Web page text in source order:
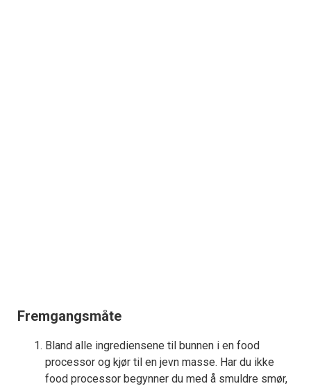
Fremgangsmåte
Bland alle ingrediensene til bunnen i en food
processor og kjør til en jevn masse. Har du ikke
food processor begynner du med å smuldre smør,